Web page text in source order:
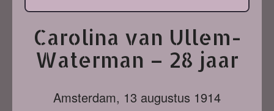
Carolina van Ullem-
Waterman – 28 jaar
Amsterdam, 13 augustus 1914